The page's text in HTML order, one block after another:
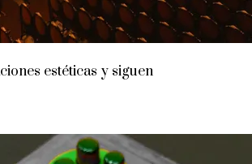
estéticas y siguen